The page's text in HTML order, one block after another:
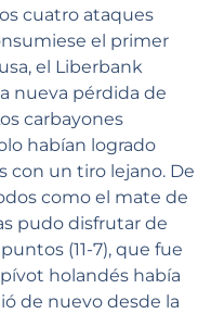
cuatro ataques
el primer
el Liberbank
nueva pérdida de
carbayones
habían logrado
con un tiro lejano. De
como el mate de
pudo disfrutar de
(11-7), que fue
holandés había
de nuevo desde la